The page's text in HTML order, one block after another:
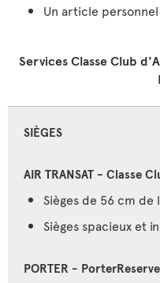
Un article personnel
Services Classe Club
SIÈGES
Sièges de 56 cm de
Sièges spacieux et